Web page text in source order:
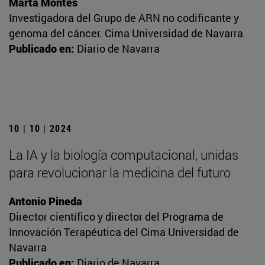
Investigadora del Grupo de ARN no codificante y
genoma del cáncer. Cima Universidad de Navarra
Publicado en: Diario de Navarra
10 | 10 | 2024
La IA y la biología computacional, unidas
para revolucionar la medicina del futuro
Antonio Pineda
Director científico y director del Programa de
Innovación Terapéutica del Cima Universidad de
Navarra